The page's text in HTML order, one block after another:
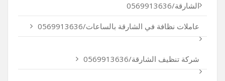
الشارقة/0569913636
عاملات نظافة في الشارقة بالساعات/0569913636
شركة تنظيف الشارقة/0569913636